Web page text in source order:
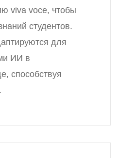
viva voce, чтобы
студентов.
для
ИИ в
способствуя